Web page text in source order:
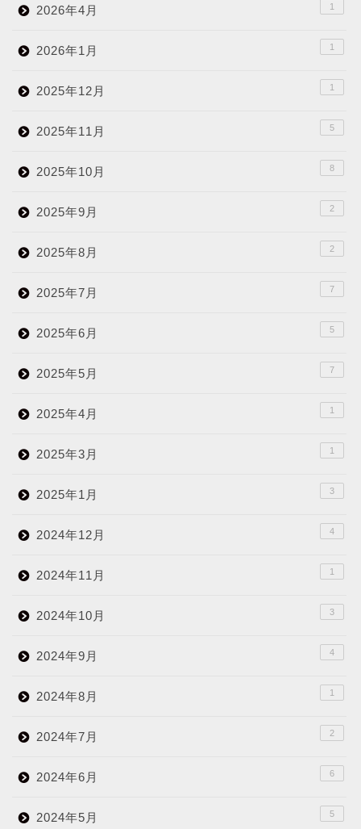
2026年4月 1
2026年1月 1
2025年12月 1
2025年11月 5
2025年10月 8
2025年9月 2
2025年8月 2
2025年7月 7
2025年6月 5
2025年5月 7
2025年4月 1
2025年3月 1
2025年1月 3
2024年12月 4
2024年11月 1
2024年10月 3
2024年9月 4
2024年8月 1
2024年7月 2
2024年6月 6
2024年5月 5